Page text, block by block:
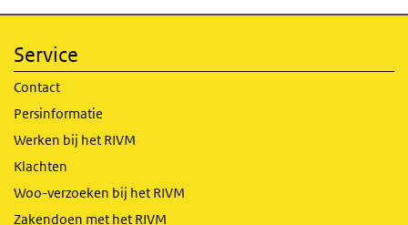
Service
Contact
Persinformatie
Werken bij het RIVM
Klachten
Woo-verzoeken bij het RIVM
Zakendoen met het RIVM